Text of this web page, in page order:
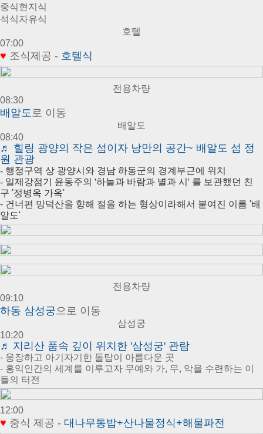
중식현지식
석식자유식
호텔
07:00
♥ 조식제공 - 호텔식
전용차량
08:30
배알도 로 이동
배알도
08:40
♬
힐링 광양의 작은 섬이자 낭만의 공간~ 배알도 섬 정
원 관광
- 행정구역 상 광양시와 경남 하동군의 경계부근에 위치
- 일제강점기 윤동주의 '하늘과 바람과 별과 시' 를 보관했던 친
구 '정병옥 가옥'
- 건너편 망덕산을 향해 절을 하는 형상이라해서 붙여진 이름 '배
알도'
전용차량
09:10
하동 삼성궁 으로 이동
삼성궁
10:20
♬ 지리산 품속 깊이 위치한 '삼성궁' 관람
- 웅장하고 아기자기한 돌탑이 아름다운 곳
- 홍익인간의 세계를 이루고자 무예와 가, 무, 악을 수련하는 이
들의 터전
12:00
♥ 중식 제공 - 대 나무통밥+산나물정식+해물파전